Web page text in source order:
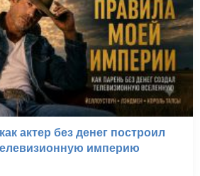
актер без денег построил
империю